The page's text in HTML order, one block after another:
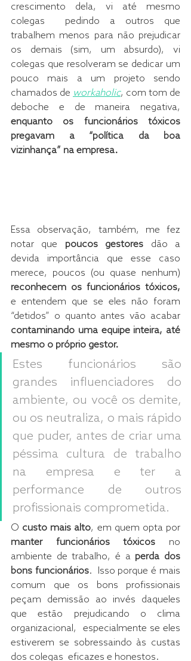
crescimento dela, vi até mesmo
colegas  pedindo a outros que
trabalhem menos para não prejudicar
os demais (sim, um absurdo), vi
colegas que resolveram se dedicar um
pouco mais a um projeto sendo
chamados de workaholic, com tom de
enquanto os funcionários tóxicos
pregavam a “política da boa
vizinhança” na empresa.
Essa observação, também, me fez
notar que poucos gestores dão a
devida importância que esse caso
reconhecem os funcionários tóxicos,
e entendem que se eles não foram
contaminando uma equipe inteira, até
mesmo o próprio gestor.
Estes funcionários são
grandes influenciadores do
ambiente, ou você os demite,
ou os neutraliza, o mais rápido
que puder, antes de criar uma
péssima cultura de trabalho
na empresa e ter a
performance de outros
profissionais comprometida.
O custo mais alto, em quem opta por
manter funcionários tóxicos no
ambiente de trabalho, é a perda dos
bons funcionários.  Isso porque é mais
comum que os bons profissionais
peçam demissão ao invés daqueles
que estão prejudicando o clima
organizacional,  especialmente se eles
estiverem se sobressaindo às custas
dos colegas  eficazes e honestos.